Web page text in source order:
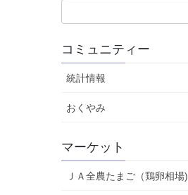
コミュニティー
統計情報
おくやみ
マーケット
ＪＡ全農たまご（鶏卵相場)